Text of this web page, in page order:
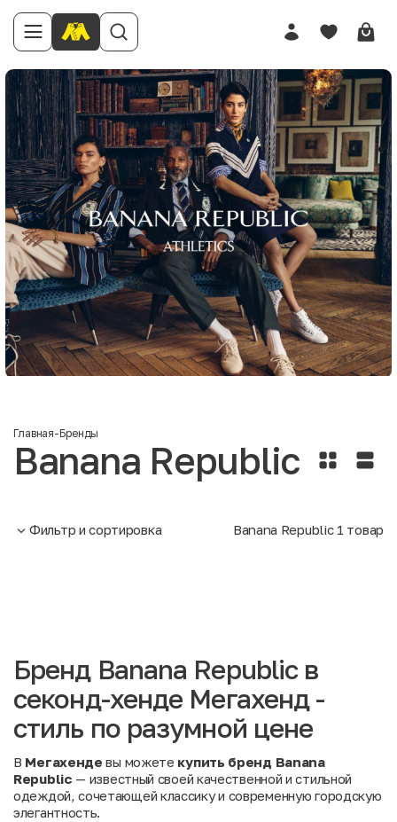
Главная-Бренды
Banana Republic
Фильтр и сортировка Banana Republic 1 товар
Бренд Banana Republic в
секонд-хенде Мегахенд -
стиль по разумной цене
В Мегахенде вы можете купить бренд Banana
Republic — известный своей качественной и стильной
одеждой, сочетающей классику и современную городскую
элегантность.